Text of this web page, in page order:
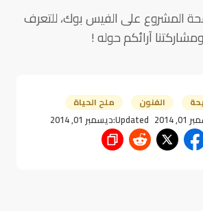
المشروع على الفيس بوك، للتعرف
آرائكم حوله !
الفنون ملح الحياة
2014
Updated:ديسمبر 01, 2014